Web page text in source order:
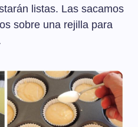
listas. Las sacamos
sobre una rejilla para